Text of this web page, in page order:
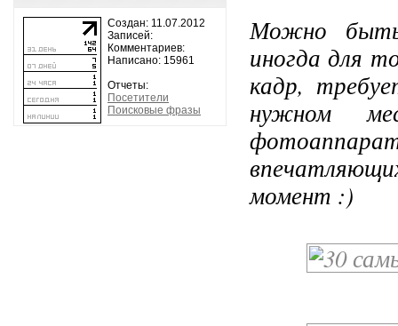
Создан: 11.07.2012
Записей:
Комментариев:
Написано: 15961
Отчеты:
Посетители
Поисковые фразы
Можно
иногда для
кадр,
нужном
момент :)